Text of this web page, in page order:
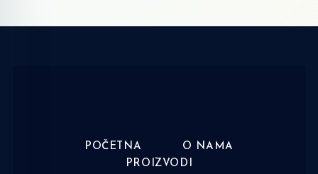
POČETNA
O NAMA
PROIZVODI